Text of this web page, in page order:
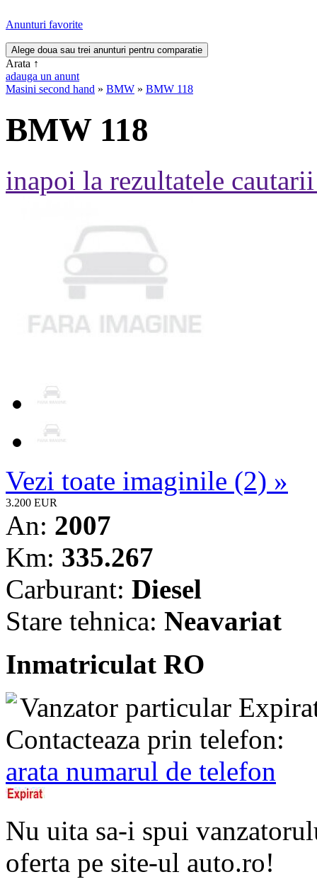
Anunturi favorite
Arata ↑
adauga un anunt
Masini second hand » BMW » BMW 118
BMW 118
inapoi la rezultatele
Vezi toate imaginile (2) »
3.200 EUR
An: 2007
Km: 335.267
Carburant: Diesel
Stare tehnica: Neavariat
Inmatriculat RO
Vanzator particular
Contacteaza prin telefon:
arata numarul de telefon
Nu uita sa-i spui
oferta pe site-ul auto.ro!